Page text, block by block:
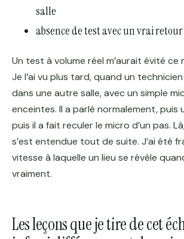
salle
absence de test avec un vrai
Un test à volume réel m’aurait évité ce
Je l’ai vu plus tard, quand un
dans une autre salle, avec un simple
enceintes. Il a parlé normalement, puis
puis il a fait reculer le micro d’un pas.
s’est entendue tout de suite. J’ai été
vitesse à laquelle un lieu se révèle
vraiment.
Les leçons que je tire de cet